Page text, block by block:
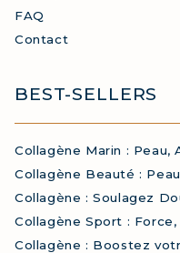
FAQ
Contact
BEST-SELLERS
Collagène Marin : Peau,
Collagène Beauté :
Collagène : Soulagez
Collagène Sport :
Collagène : Boostez